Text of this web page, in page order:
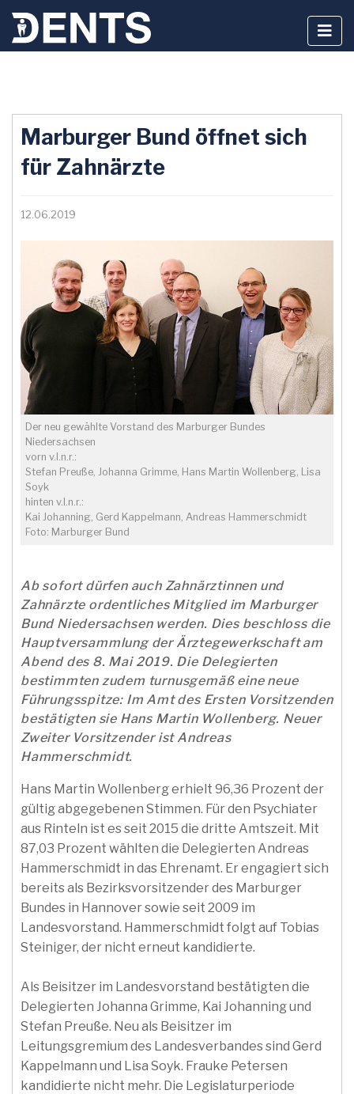
springen
Marburger Bund öffnet sich
für Zahnärzte
12.06.2019
Der neu gewählte Vorstand des Marburger Bundes
Niedersachsen
vorn v.l.n.r.:
Stefan Preuße, Johanna Grimme, Hans Martin Wollenberg, Lisa
Soyk
hinten v.l.n.r.:
Kai Johanning, Gerd Kappelmann, Andreas Hammerschmidt
Foto: Marburger Bund
Ab sofort dürfen auch Zahnärztinnen und
Zahnärzte ordentliches Mitglied im Marburger
Bund Niedersachsen werden. Dies beschloss die
Hauptversammlung der Ärztegewerkschaft am
Abend des 8. Mai 2019. Die Delegierten
bestimmten zudem turnusgemäß eine neue
Führungsspitze: Im Amt des Ersten Vorsitzenden
bestätigten sie Hans Martin Wollenberg. Neuer
Zweiter Vorsitzender ist Andreas
Hammerschmidt.
Hans Martin Wollenberg erhielt 96,36 Prozent der
gültig abgegebenen Stimmen. Für den Psychiater
aus Rinteln ist es seit 2015 die dritte Amtszeit. Mit
87,03 Prozent wählten die Delegierten Andreas
Hammerschmidt in das Ehrenamt. Er engagiert sich
bereits als Bezirksvorsitzender des Marburger
Bundes in Hannover sowie seit 2009 im
Landesvorstand. Hammerschmidt folgt auf Tobias
Steiniger, der nicht erneut kandidierte.
Als Beisitzer im Landesvorstand bestätigten die
Delegierten Johanna Grimme, Kai Johanning und
Stefan Preuße. Neu als Beisitzer im
Leitungsgremium des Landesverbandes sind Gerd
Kappelmann und Lisa Soyk. Frauke Petersen
kandidierte nicht mehr. Die Legislaturperiode